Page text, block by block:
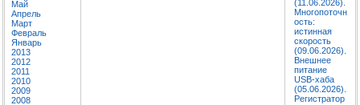
Май
Апрель
Март
Февраль
Январь
2013
2012
2011
2010
2009
2008
(11.06.2026).
Многопоточн
ость:
истинная
скорость
(09.06.2026).
Внешнее
питание
USB-хаба
(05.06.2026).
Регистратор